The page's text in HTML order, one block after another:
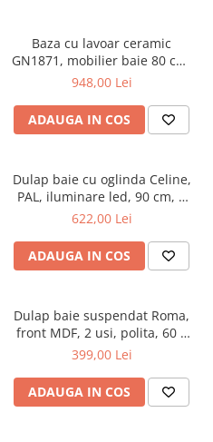
Saltele Memory
Saltele 140x200
Saltele 160x200
Saltele 180x200
Top saltele 5 cm
Top saltele 10 cm
Top saltele memory 5 cm
Top saltele MemoHR 6.5 cm
Saltele ieftine
Saltele cu spuma
Scaune ergonomice
Etajere Birou
Dulap birou
Birouri
Scaune pentru birou
Scaune manager
Mese bucatarie
Scaune pentru bucatarie
Seturi mese si scaune bucatarie
Mobilier hol
Mobila hol
Suporturi si rafturi pantofi
Portmantouri
Baza cu lavoar ceramic
GN1871, mobilier baie 80 cm,
front MDF, 1 sertar, 1 usa,
cromate reglabile, alb
948,00 Lei
ADAUGA IN COS
Dulap baie cu oglinda Celine,
PAL, iluminare led, 90 cm, 3
usi, 3 rafturi, soft close, alb
622,00 Lei
ADAUGA IN COS
Dulap baie suspendat Roma,
front MDF, 2 usi, polita, 60 x
68 cm, alb
399,00 Lei
ADAUGA IN COS